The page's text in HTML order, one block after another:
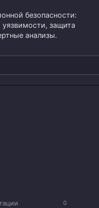
безопасности:
защита
анализы.
0